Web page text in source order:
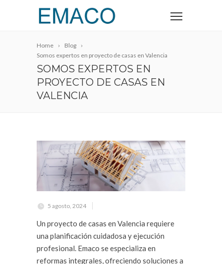
Home
Blog
Somos expertos en proyecto de casas en Valencia
SOMOS EXPERTOS EN
PROYECTO DE CASAS EN
VALENCIA
5 agosto, 2024
Un proyecto de casas en Valencia requiere
una planificación cuidadosa y ejecución
profesional. Emaco se especializa en
reformas integrales, ofreciendo soluciones a